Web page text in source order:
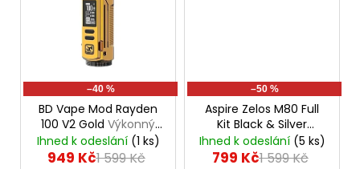
–40 %
BD Vape Mod Rayden
100 V2 Gold Výkonný
značkový elektronický
Grip
Ihned k odeslání (1 ks)
949 Kč1 599 Kč
–50 %
Aspire Zelos M80 Full
Kit Black & Silver
Elektronický Grip
Ihned k odeslání (5 ks)
799 Kč1 599 Kč